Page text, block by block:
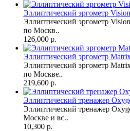
Эллиптический эргометр
Эллиптический эргометр
по Москв..
126,000 р.
Эллиптический эргометр
Эллиптический эргометр
по Москве..
219,600 р.
Эллиптический тренажер
Эллиптический тренажер
Москве и вс..
10,300 р.